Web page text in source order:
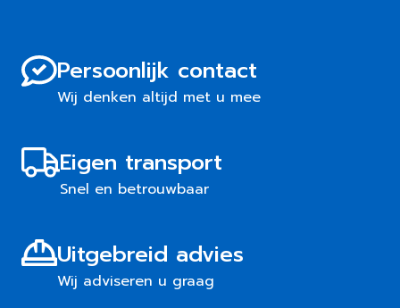
Persoonlijk contact
Wij denken altijd met u mee
Eigen transport
Snel en betrouwbaar
Uitgebreid advies
Wij adviseren u graag